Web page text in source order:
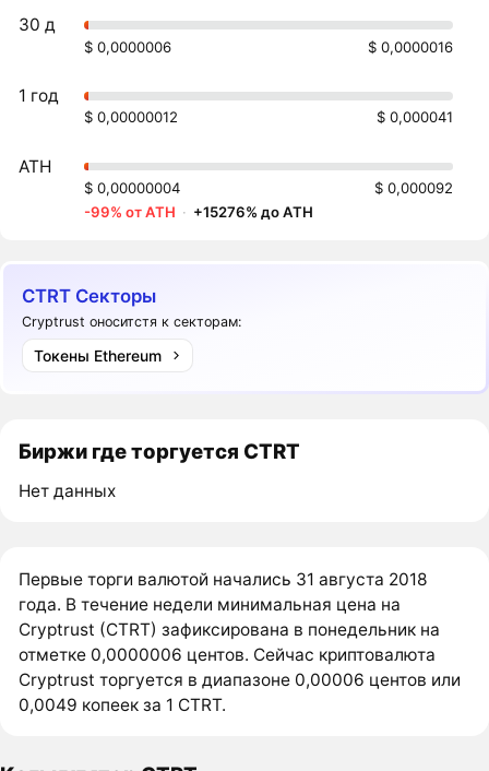
30 д
$ 0,0000006 $ 0,0000016
1 год
$ 0,00000012 $ 0,000041
ATH
$ 0,00000004
$ 0,000092
-99% от ATH · +15276% до ATH
CTRT Секторы
Cryptrust оноситстя к секторам:
Токены Ethereum
Биржи где торгуется CTRT
Нет данных
Первые торги валютой начались 31 августа 2018
года. В течение недели минимальная цена на
Cryptrust (CTRT) зафиксирована в понедельник на
отметке 0,0000006 центов. Сейчас криптовалюта
Cryptrust торгуется в диапазоне 0,00006 центов или
0,0049 копеек за 1 CTRT.